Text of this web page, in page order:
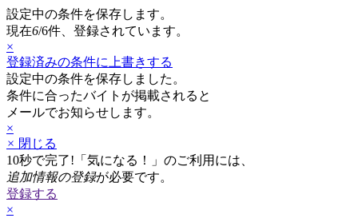
設定中の条件を保存します。
現在6/6件、登録されています。
×
登録済みの条件に上書きする
設定中の条件を保存しました。
条件に合ったバイトが掲載されると
メールでお知らせします。
×
× 閉じる
10秒で完了! 「気になる！」のご利用には、
追加情報の登録が必要です。
登録する
×